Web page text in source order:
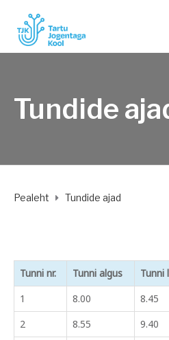
Tundide
Pealeht Tundide ajad
Tunni nr. Tunni algus Tunni
1
8.00 8.45
2
8.55 9.40